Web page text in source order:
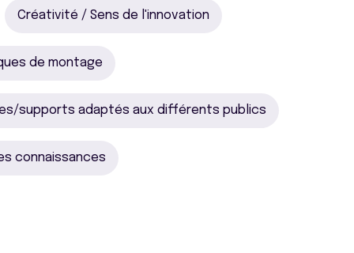
Créativité / Sens de l'innovation
de montage
supports adaptés aux différents publics
connaissances